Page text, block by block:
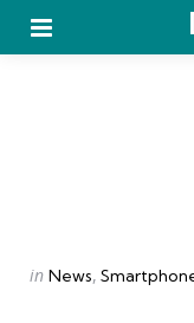
Categories
Posted
in News